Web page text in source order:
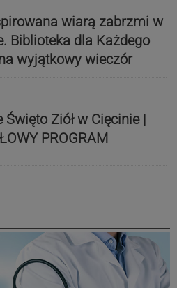
wiarą zabrzmi w
Biblioteka dla Każdego
wyjątkowy wieczór
Święto Ziół w Cięcinie |
PROGRAM